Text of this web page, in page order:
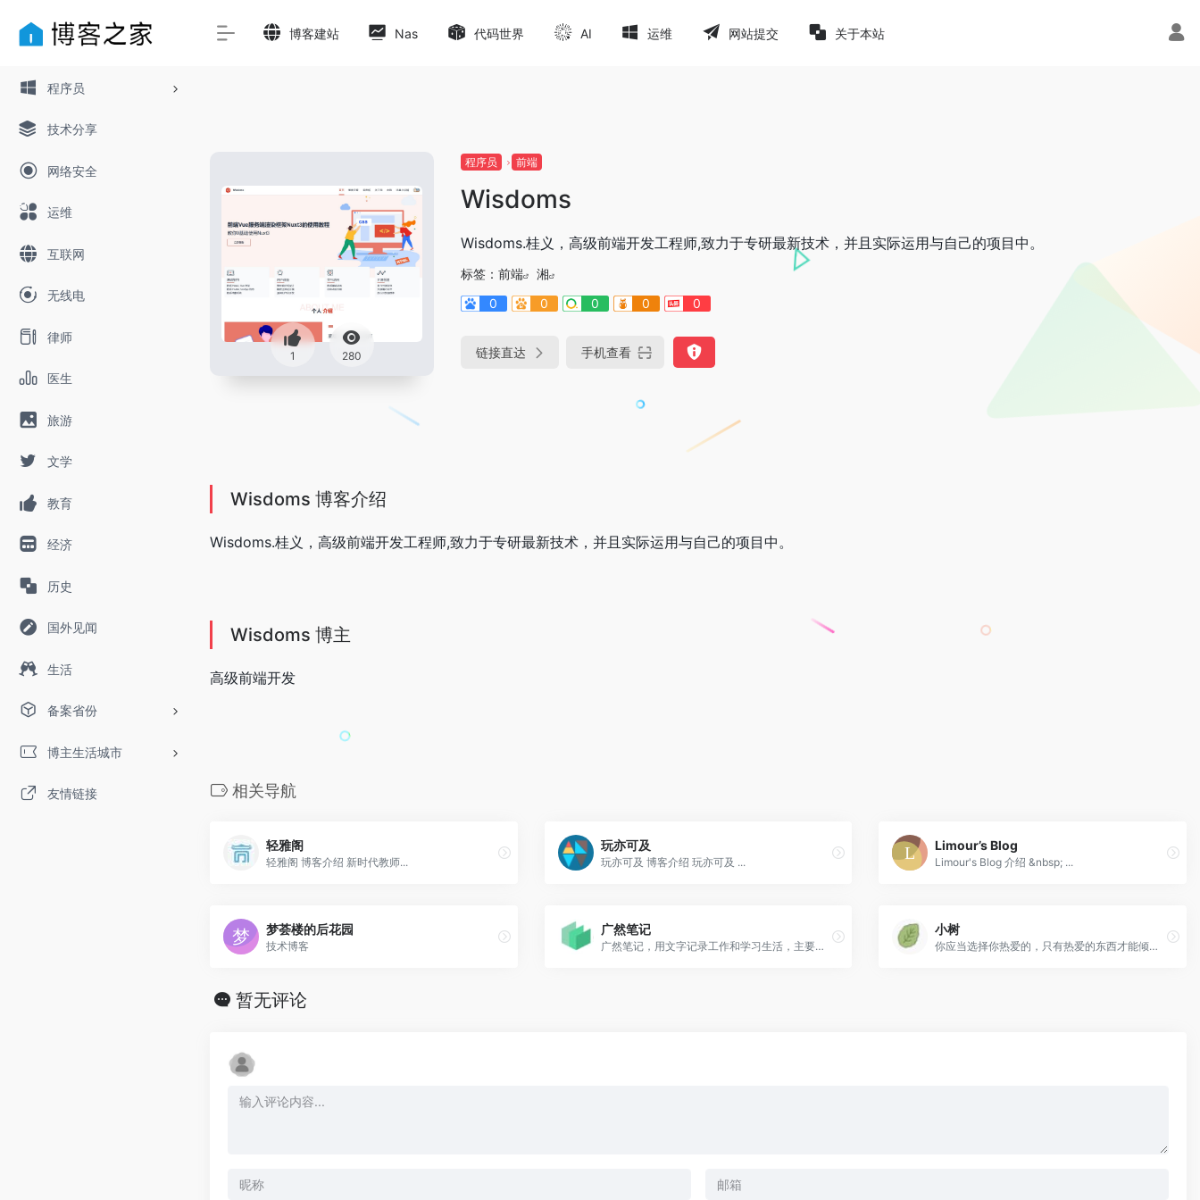
程序员
技术分享
网络安全
运维
互联网
无线电
律师
医生
旅游
文学
教育
经济
历史
国外见闻
生活
备案省份
博主生活城市
友情链接
博客建站 Nas 代码世界 AI 运维 网站提交 关于本站
1 280
程序员 前端
Wisdoms
Wisdoms.桂义，高级前端开发工程师,致力于专研最新技术，并且实际运用与自己的项目中。
标签： 前端
湘
0
0 0 0 0
链接直达 手机查看
Wisdoms 博客介绍
Wisdoms.桂义，高级前端开发工程师,致力于专研最新技术，并且实际运用与自己的项目中。
Wisdoms 博主
高级前端开发
相关导航
轻雅阁
轻雅阁 博客介绍 新时代教师...
玩亦可及
玩亦可及 博客介绍 玩亦可及 ...
Limour’s Blog
Limour's Blog 介绍 &nbsp; ...
梦荟楼的后花园
技术博客
广然笔记
广然笔记，用文字记录工作和学习生活，主要用来写点零零碎碎的东西，记录我学习和工作生活当中的一些琐事。
小树
你应当选择你热爱的，只有热爱的东西才能倾注一切
暂无评论